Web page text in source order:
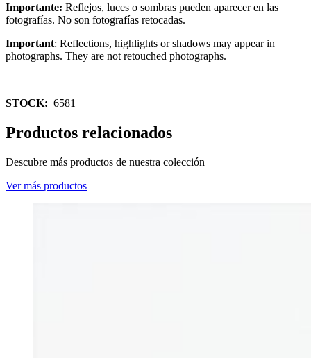
Importante: Reflejos, luces o sombras pueden aparecer en las
fotografías. No son fotografías retocadas.
Important: Reflections, highlights or shadows may appear in
photographs. They are not retouched photographs.
STOCK: 6581
Productos relacionados
Descubre más productos de nuestra colección
Ver más productos